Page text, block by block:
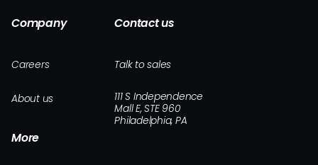
Company
Careers
About us
More
Contact us
Talk to sales
111 S Independence
Mall E, STE 960
Philadelphia, PA